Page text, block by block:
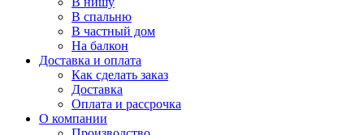
В спальню
В частный дом
На балкон
Доставка и оплата
Как сделать заказ
Доставка
Оплата и рассрочка
О компании